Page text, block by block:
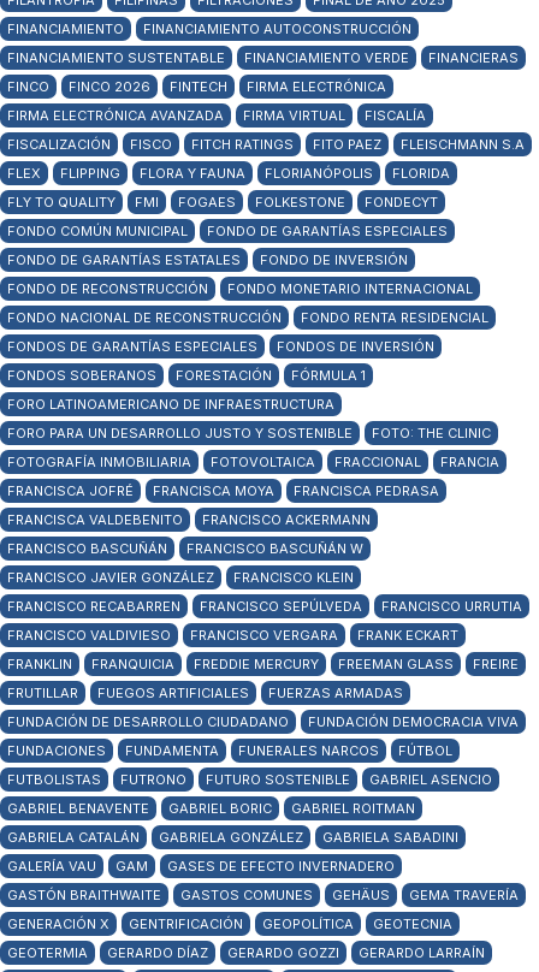
FINANCIAMIENTO
FINANCIAMIENTO AUTOCONSTRUCCIÓN
FINANCIAMIENTO SUSTENTABLE
FINANCIAMIENTO VERDE
FINANCIERAS
FINCO
FINCO 2026 FINTECH
FIRMA ELECTRÓNICA
FIRMA ELECTRÓNICA AVANZADA
FIRMA VIRTUAL
FISCALÍA
FISCALIZACIÓN
FISCO FITCH RATINGS FITO PAEZ
FLEISCHMANN S.A
FLEX
FLIPPING FLORA Y FAUNA FLORIANÓPOLIS
FLORIDA
FLY TO QUALITY
FMI FOGAES FOLKESTONE
FONDECYT
FONDO COMÚN MUNICIPAL
FONDO DE GARANTÍAS ESPECIALES
FONDO DE GARANTÍAS ESTATALES
FONDO DE INVERSIÓN
FONDO DE RECONSTRUCCIÓN
FONDO MONETARIO INTERNACIONAL
FONDO NACIONAL DE RECONSTRUCCIÓN
FONDO RENTA RESIDENCIAL
FONDOS DE GARANTÍAS ESPECIALES
FONDOS DE INVERSIÓN
FONDOS SOBERANOS
FORESTACIÓN
FÓRMULA 1
FORO LATINOAMERICANO DE INFRAESTRUCTURA
FORO PARA UN DESARROLLO JUSTO Y SOSTENIBLE
FOTO: THE CLINIC
FOTOGRAFÍA INMOBILIARIA
FOTOVOLTAICA FRACCIONAL
FRANCIA
FRANCISCA JOFRÉ
FRANCISCA MOYA
FRANCISCA PEDRASA
FRANCISCA VALDEBENITO
FRANCISCO ACKERMANN
FRANCISCO BASCUÑÁN
FRANCISCO BASCUÑÁN W
FRANCISCO JAVIER GONZÁLEZ
FRANCISCO KLEIN
FRANCISCO RECABARREN
FRANCISCO SEPÚLVEDA
FRANCISCO URRUTIA
FRANCISCO VALDIVIESO
FRANCISCO VERGARA
FRANK ECKART
FRANKLIN
FRANQUICIA FREDDIE MERCURY FREEMAN GLASS
FREIRE
FRUTILLAR
FUEGOS ARTIFICIALES
FUERZAS ARMADAS
FUNDACIÓN DE DESARROLLO CIUDADANO
FUNDACIÓN DEMOCRACIA VIVA
FUNDACIONES
FUNDAMENTA FUNERALES NARCOS
FÚTBOL
FUTBOLISTAS
FUTRONO FUTURO SOSTENIBLE
GABRIEL ASENCIO
GABRIEL BENAVENTE
GABRIEL BORIC
GABRIEL ROITMAN
GABRIELA CATALÁN
GABRIELA GONZÁLEZ
GABRIELA SABADINI
GALERÍA VAU
GAM
GASES DE EFECTO INVERNADERO
GASTÓN BRAITHWAITE
GASTOS COMUNES GEHÄUS
GEMA TRAVERÍA
GENERACIÓN X
GENTRIFICACIÓN GEOPOLÍTICA
GEOTECNIA
GEOTERMIA
GERARDO DÍAZ GERARDO GOZZI
GERARDO LARRAÍN